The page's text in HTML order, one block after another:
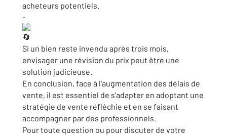
acheteurs potentiels.
-
Si un bien reste invendu après trois mois,
envisager une révision du prix peut être une
solution judicieuse.
En conclusion, face à l'augmentation des délais de
vente, il est essentiel de s'adapter en adoptant une
stratégie de vente réfléchie et en se faisant
accompagner par des professionnels.
Pour toute question ou pour discuter de votre